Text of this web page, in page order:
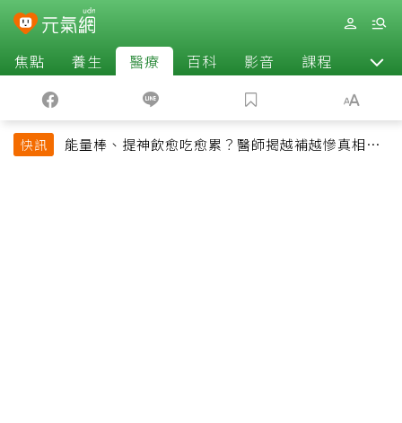
焦點 養生 醫療 百科 影音 課程 退休
快訊
能量棒、提神飲愈吃愈累？醫師揭越補越慘真相：